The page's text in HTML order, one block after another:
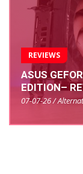
REVIEWS
ASUS
EDITION–
07-07-26 /